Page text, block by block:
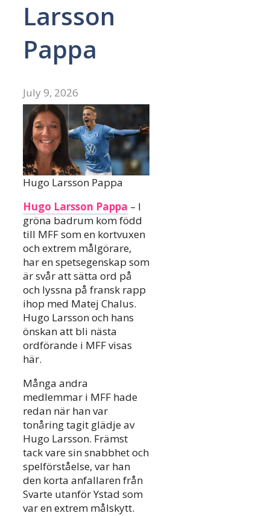
Larsson
Pappa
July 9, 2026
Hugo Larsson Pappa
Hugo Larsson Pappa – I
gröna badrum kom född
till MFF som en kortvuxen
och extrem målgörare,
har en spetsegenskap som
är svår att sätta ord på
och lyssna på fransk rapp
ihop med Matej Chalus.
Hugo Larsson och hans
önskan att bli nästa
ordförande i MFF visas
här.
Många andra
medlemmar i MFF hade
redan när han var
tonåring tagit glädje av
Hugo Larsson. Främst
tack vare sin snabbhet och
spelförståelse, var han
den korta anfallaren från
Svarte utanför Ystad som
var en extrem målskytt.